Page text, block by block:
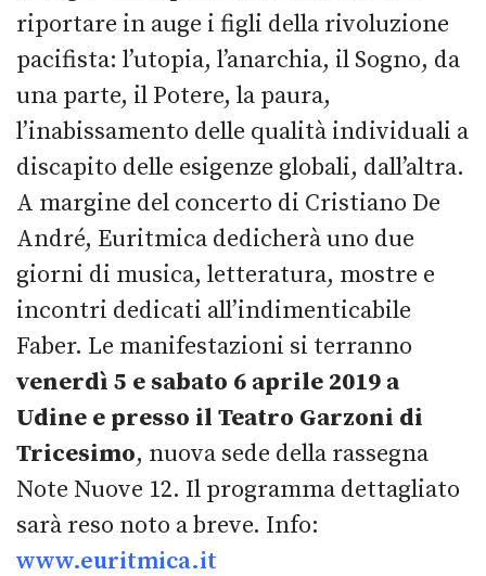
riportare in auge i figli della rivoluzione
pacifista: l’utopia, l’anarchia, il Sogno, da
una parte, il Potere, la paura,
l’inabissamento delle qualità individuali a
discapito delle esigenze globali, dall’altra.
A margine del concerto di Cristiano De
André, Euritmica dedicherà uno due
giorni di musica, letteratura, mostre e
incontri dedicati all’indimenticabile
Faber. Le manifestazioni si terranno
venerdì 5 e sabato 6 aprile 2019 a
Udine e presso il Teatro Garzoni di
Tricesimo, nuova sede della rassegna
Note Nuove 12. Il programma dettagliato
sarà reso noto a breve. Info:
www.euritmica.it